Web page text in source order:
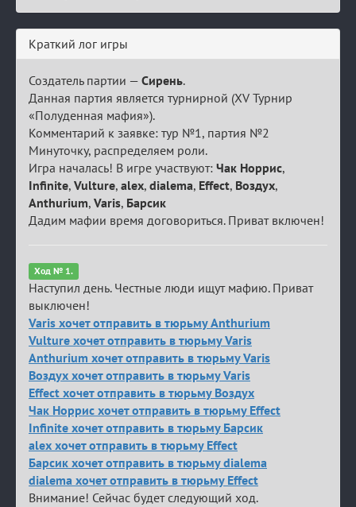
Краткий лог игры
Создатель партии — Сирень.
Данная партия является турнирной (XV Турнир
«Полуденная мафия»).
Комментарий к заявке: тур №1, партия №2
Минуточку, распределяем роли.
Игра началась! В игре участвуют: Чак Норрис,
Infinite, Vulture, alex, dialema, Effect, Воздух,
Anthurium, Varis, Барсик
Дадим мафии время договориться. Приват включен!
Ход № 1.
Наступил день. Честные люди ищут мафию. Приват
выключен!
Varis хочет отправить в тюрьму Anthurium
Vulture хочет отправить в тюрьму Varis
Anthurium хочет отправить в тюрьму Varis
Воздух хочет отправить в тюрьму Varis
Effect хочет отправить в тюрьму Воздух
Чак Норрис хочет отправить в тюрьму Effect
Infinite хочет отправить в тюрьму Барсик
alex хочет отправить в тюрьму Effect
Барсик хочет отправить в тюрьму dialema
dialema хочет отправить в тюрьму Effect
Внимание! Сейчас будет следующий ход.